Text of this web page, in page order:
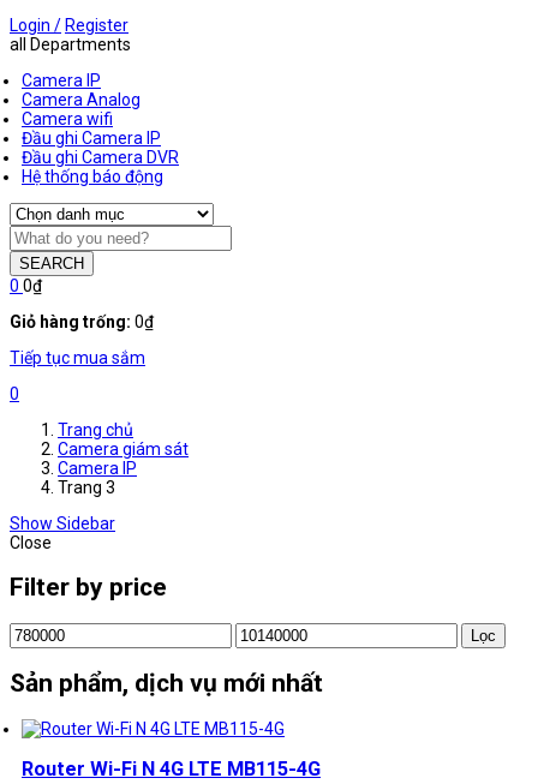
Login / Register
all Departments
Camera IP
Camera Analog
Camera wifi
Đầu ghi Camera IP
Đầu ghi Camera DVR
Hệ thống báo động
SEARCH
0 0₫
Giỏ hàng trống: 0₫
Tiếp tục mua sắm
0
Trang chủ
Camera giám sát
Camera IP
Trang 3
Show Sidebar
Close
Filter by price
Giá
tối
thiểu
Giá
tối
đa
Lọc
Sản phẩm, dịch vụ mới nhất
Router Wi-Fi N 4G LTE MB115-4G